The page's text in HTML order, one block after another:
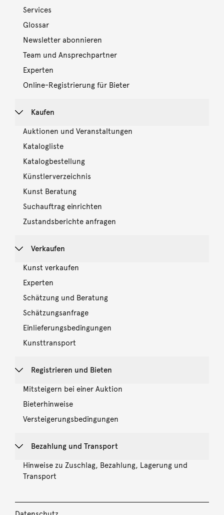
Services
Glossar
Newsletter abonnieren
Team und Ansprechpartner
Experten
Online-Registrierung für Bieter
Kaufen
Auktionen und Veranstaltungen
Katalogliste
Katalogbestellung
Künstlerverzeichnis
Kunst Beratung
Suchauftrag einrichten
Zustandsberichte anfragen
Verkaufen
Kunst verkaufen
Experten
Schätzung und Beratung
Schätzungsanfrage
Einlieferungsbedingungen
Kunsttransport
Registrieren und Bieten
Mitsteigern bei einer Auktion
Bieterhinweise
Versteigerungsbedingungen
Bezahlung und Transport
Hinweise zu Zuschlag, Bezahlung, Lagerung und
Transport